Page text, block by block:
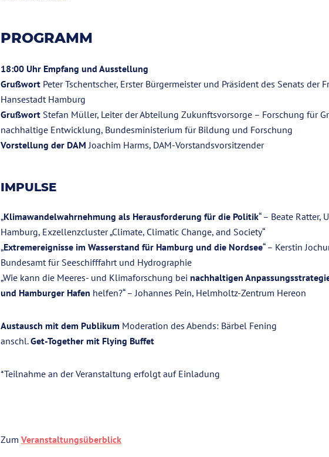
PROGRAMM
18:00 Uhr Empfang und Ausstellung
Grußwort Peter Tschentscher, Erster Bürgermeister und Präsident des Senats der
Hansestadt Hamburg
Grußwort Stefan Müller, Leiter der Abteilung Zukunftsvorsorge – Forschung für
nachhaltige Entwicklung, Bundesministerium für Bildung und Forschung
Vorstellung der DAM Joachim Harms, DAM-Vorstandsvorsitzender
IMPULSE
„Klimawandelwahrnehmung als Herausforderung für die Politik“ – Beate Ratter,
Hamburg, Exzellenzcluster „Climate, Climatic Change, and Society“
„Extremereignisse im Wasserstand für Hamburg und die Nordsee“ – Kerstin
Bundesamt für Seeschifffahrt und Hydrographie
„Wie kann die Meeres- und Klimaforschung bei nachhaltigen
und Hamburger Hafen helfen?“ – Johannes Pein, Helmholtz-Zentrum Hereon
Austausch mit dem Publikum Moderation des Abends: Bärbel Fening
anschl.Get-Together mit Flying Buffet
*Teilnahme an der Veranstaltung erfolgt auf Einladung
Zum Veranstaltungsüberblick